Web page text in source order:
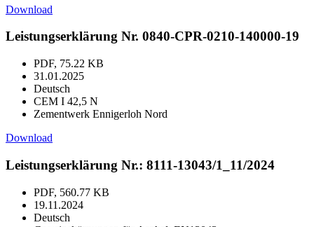
Download
Leistungserklärung Nr. 0840-CPR-0210-140000-19
PDF, 75.22 KB
31.01.2025
Deutsch
CEM I 42,5 N
Zementwerk Ennigerloh Nord
Download
Leistungserklärung Nr.: 8111-13043/1_11/2024
PDF, 560.77 KB
19.11.2024
Deutsch